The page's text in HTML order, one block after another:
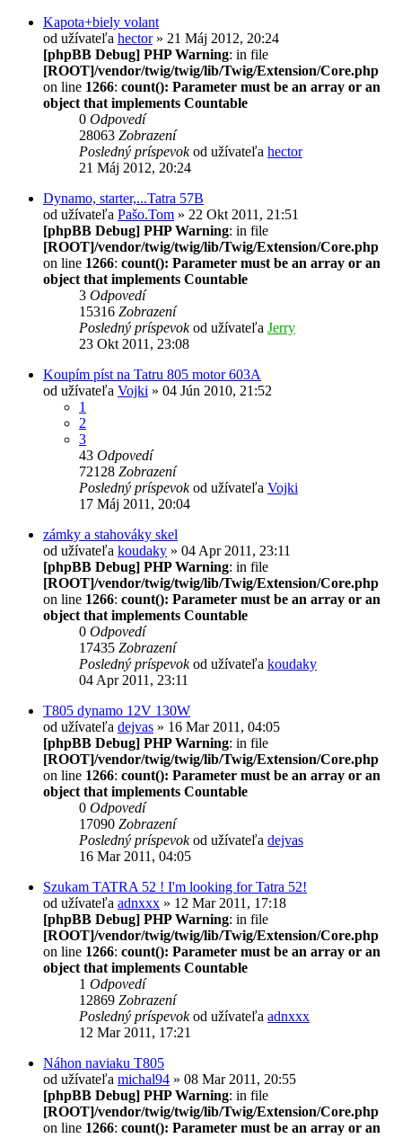
Kapota+biely volant
od užívateľa hector» 21 Máj 2012, 20:24
[phpBB Debug] PHP Warning: in file
[ROOT]/vendor/twig/twig/lib/Twig/Extension/Core.php
on line 1266: count(): Parameter must be an array or an
object that implements Countable
0 Odpovedí
28063 Zobrazení
Posledný príspevokod užívateľa hector
21 Máj 2012, 20:24
Dynamo, starter,...Tatra 57B
od užívateľa Pašo.Tom » 22 Okt 2011, 21:51
[phpBB Debug] PHP Warning: in file
[ROOT]/vendor/twig/twig/lib/Twig/Extension/Core.php
on line 1266: count(): Parameter must be an array or an
object that implements Countable
3 Odpovedí
15316 Zobrazení
Posledný príspevokod užívateľa Jerry
23 Okt 2011, 23:08
Koupím píst na Tatru 805 motor 603A
od užívateľa Vojki » 04 Jún 2010, 21:52
1
2
3
43 Odpovedí
72128 Zobrazení
Posledný príspevokod užívateľa Vojki
17 Máj 2011, 20:04
zámky a stahováky skel
od užívateľa koudaky » 04 Apr 2011, 23:11
[phpBB Debug] PHP Warning: in file
[ROOT]/vendor/twig/twig/lib/Twig/Extension/Core.php
on line 1266: count(): Parameter must be an array or an
object that implements Countable
0 Odpovedí
17435 Zobrazení
Posledný príspevokod užívateľa koudaky
04 Apr 2011, 23:11
T805 dynamo 12V 130W
od užívateľa dejvas » 16 Mar 2011, 04:05
[phpBB Debug] PHP Warning: in file
[ROOT]/vendor/twig/twig/lib/Twig/Extension/Core.php
on line 1266: count(): Parameter must be an array or an
object that implements Countable
0 Odpovedí
17090 Zobrazení
Posledný príspevokod užívateľa dejvas
16 Mar 2011, 04:05
Szukam TATRA 52 ! I'm looking for Tatra 52!
od užívateľa adnxxx » 12 Mar 2011, 17:18
[phpBB Debug] PHP Warning: in file
[ROOT]/vendor/twig/twig/lib/Twig/Extension/Core.php
on line 1266: count(): Parameter must be an array or an
object that implements Countable
1 Odpovedí
12869 Zobrazení
Posledný príspevokod užívateľa adnxxx
12 Mar 2011, 17:21
Náhon naviaku T805
od užívateľa michal94 » 08 Mar 2011, 20:55
[phpBB Debug] PHP Warning: in file
[ROOT]/vendor/twig/twig/lib/Twig/Extension/Core.php
on line 1266: count(): Parameter must be an array or an